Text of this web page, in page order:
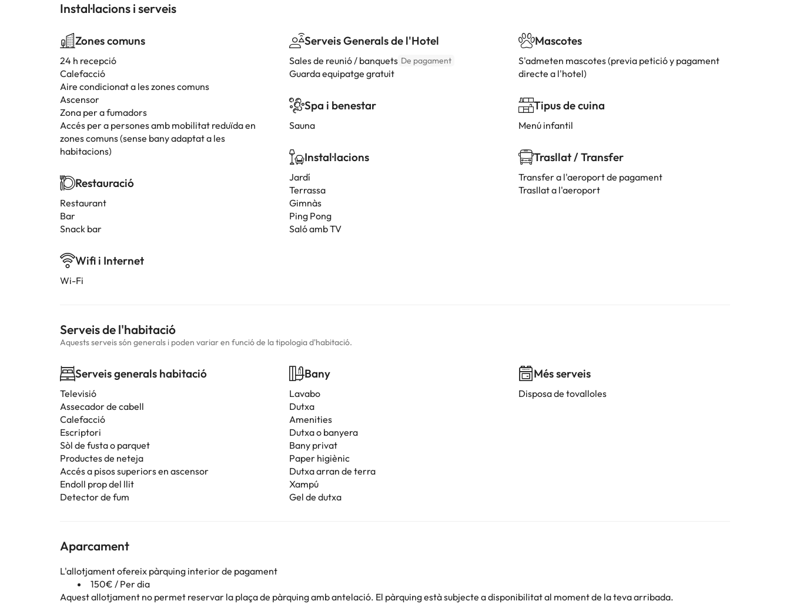
Instal·lacions i serveis
Zones comuns
24 h recepció
Calefacció
Aire condicionat a les zones comuns
Ascensor
Zona per a fumadors
Accés per a persones amb mobilitat reduïda en
zones comuns (sense bany adaptat a les
habitacions)
Restauració
Restaurant
Bar
Snack bar
Wifi i Internet
Wi-Fi
Serveis Generals de l'Hotel
Sales de reunió / banquets De pagament
Guarda equipatge gratuit
Spa i benestar
Sauna
Instal·lacions
Jardí
Terrassa
Gimnàs
Ping Pong
Saló amb TV
Mascotes
S'admeten mascotes (previa petició y pagament
directe a l'hotel)
Tipus de cuina
Menú infantil
Trasllat / Transfer
Transfer a l'aeroport de pagament
Trasllat a l'aeroport
Serveis de l'habitació
Aquests serveis són generals i poden variar en funció de la tipologia d'habitació.
Serveis generals habitació
Televisió
Assecador de cabell
Calefacció
Escriptori
Sòl de fusta o parquet
Productes de neteja
Accés a pisos superiors en ascensor
Endoll prop del llit
Detector de fum
Bany
Lavabo
Dutxa
Amenities
Dutxa o banyera
Bany privat
Paper higiènic
Dutxa arran de terra
Xampú
Gel de dutxa
Més serveis
Disposa de tovalloles
Aparcament
L'allotjament ofereix pàrquing interior de pagament
150€ / Per dia
Aquest allotjament no permet reservar la plaça de pàrquing amb antelació. El pàrquing està subjecte a disponibilitat al moment de la teva arribada.